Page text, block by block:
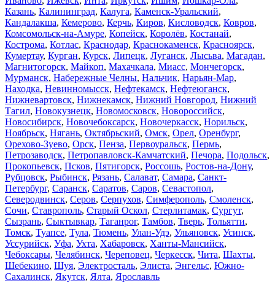
Казань, Калининград, Калуга, Каменск-Уральский,
Кандалакша, Кемерово, Керчь, Киров, Кисловодск, Ковров,
Комсомольск-на-Амуре, Копейск, Королёв, Костанай,
Кострома, Котлас, Краснодар, Краснокаменск, Красноярск,
Кумертау, Курган, Курск, Липецк, Луганск, Лысьва, Магадан,
Магнитогорск, Майкоп, Махачкала, Миасс, Мончегорск,
Мурманск, Набережные Челны, Нальчик, Нарьян-Мар,
Находка, Невинномысск, Нефтекамск, Нефтеюганск,
Нижневартовск, Нижнекамск, Нижний Новгород, Нижний
Тагил, Новокузнецк, Новомосковск, Новороссийск,
Новосибирск, Новочебоксарск, Новочеркасск, Норильск,
Ноябрьск, Нягань, Октябрьский, Омск, Орел, Оренбург,
Орехово-Зуево, Орск, Пенза, Первоуральск, Пермь,
Петрозаводск, Петропавловск-Камчатский, Печора, Подольск,
Прокопьевск, Псков, Пятигорск, Россошь, Ростов-на-Дону,
Рубцовск, Рыбинск, Рязань, Салават, Самара, Санкт-
Петербург, Саранск, Саратов, Саров, Севастопол,
Северодвинск, Серов, Серпухов, Симферополь, Смоленск,
Сочи, Ставрополь, Старый Оскол, Стерлитамак, Сургут,
Сызрань, Сыктывкар, Таганрог, Тамбов, Тверь, Тольятти,
Томск, Туапсе, Тула, Тюмень, Улан-Удэ, Ульяновск, Усинск,
Уссурийск, Уфа, Ухта, Хабаровск, Ханты-Мансийск,
Чебоксары, Челябинск, Череповец, Черкесск, Чита, Шахты,
Шебекино, Шуя, Электросталь, Элиста, Энгельс, Южно-
Сахалинск, Якутск, Ялта, Ярославль